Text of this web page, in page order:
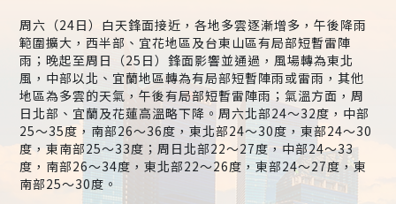
周六（24日）白天鋒面接近，各地多雲逐漸增多，午後降雨
範圍擴大，西半部、宜花地區及台東山區有局部短暫雷陣
雨；晚起至周日（25日）鋒面影響並通過，風場轉為東北
風，中部以北、宜蘭地區轉為有局部短暫陣雨或雷雨，其他
地區為多雲的天氣，午後有局部短暫雷陣雨；氣溫方面，周
日北部、宜蘭及花蓮高溫略下降。周六北部24～32度，中部
25～35度，南部26～36度，東北部24～30度，東部24～30
度，東南部25～33度；周日北部22～27度，中部24～33
度，南部26～34度，東北部22～26度，東部24～27度，東
南部25～30度。